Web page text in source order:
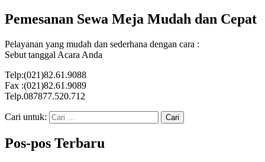
Pemesanan Sewa Meja Mudah dan Cepat
Pelayanan yang mudah dan sederhana dengan cara :
Sebut tanggal Acara Anda
Telp:(021)82.61.9088
Fax :(021)82.61.9089
Telp.087877.520.712
Cari untuk:
Pos-pos Terbaru